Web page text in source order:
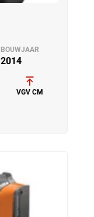
BOUWJAAR
2014
VGV CM